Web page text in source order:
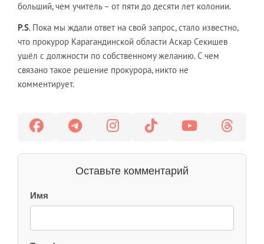
больший, чем учитель – от пяти до десяти лет колонии.
P.S. Пока мы ждали ответ на свой запрос, стало известно,
что прокурор Карагандинской области Аскар Секишев
ушёл с должности по собственному желанию. С чем
связано такое решение прокурора, никто не
комментирует.
Оставьте комментарий
Имя